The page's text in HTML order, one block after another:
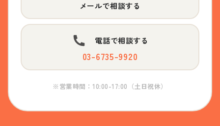
メールで相談する
電話で相談する
03-6735-9920
※営業時間：10:00-17:00（土日祝休）